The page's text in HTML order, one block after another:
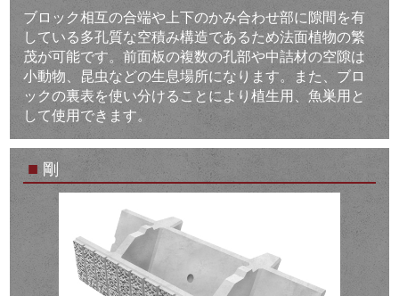
ブロック相互の合端や上下のかみ合わせ部に隙間を有
している多孔質な空積み構造であるため法面植物の繁
茂が可能です。前面板の複数の孔部や中詰材の空隙は
小動物、昆虫などの生息場所になります。また、ブロ
ックの裏表を使い分けることにより植生用、魚巣用と
して使用できます。
■ 剛